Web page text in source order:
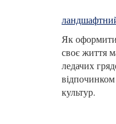
Як оформити
своє життя
ледачих
культур.